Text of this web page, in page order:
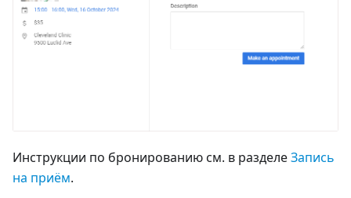
Инструкции по бронированию см. в разделеЗапись
на приём.